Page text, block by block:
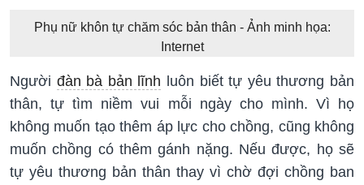
Phụ nữ khôn tự chăm sóc bản thân - Ảnh minh họa:
Internet
Người đàn bà bản lĩnh luôn biết tự yêu thương bản
thân, tự tìm niềm vui mỗi ngày cho mình. Vì họ
không muốn tạo thêm áp lực cho chồng, cũng không
muốn chồng có thêm gánh nặng. Nếu được, họ sẽ
tự yêu thương bản thân thay vì chờ đợi chồng ban